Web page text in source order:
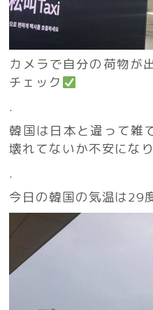
カメラで自分の荷物が
チェック
.
韓国は日本と違って雑
壊れてないか不安にな
.
今日の韓国の気温は29